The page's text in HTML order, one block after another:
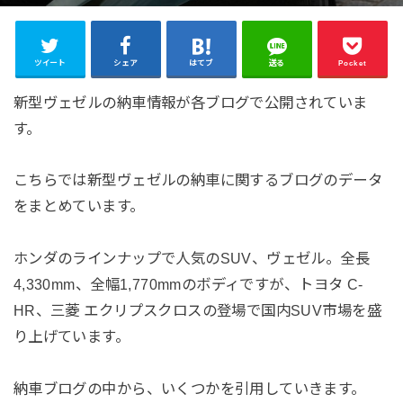
ツイート シェア はてブ 送る Pocket
新型ヴェゼルの納車情報が各ブログで公開されていま
す。
こちらでは新型ヴェゼルの納車に関するブログのデータ
をまとめています。
ホンダのラインナップで人気のSUV、ヴェゼル。全長
4,330mm、全幅1,770mmのボディですが、トヨタ C-
HR、三菱 エクリプスクロスの登場で国内SUV市場を盛
り上げています。
納車ブログの中から、いくつかを引用していきます。